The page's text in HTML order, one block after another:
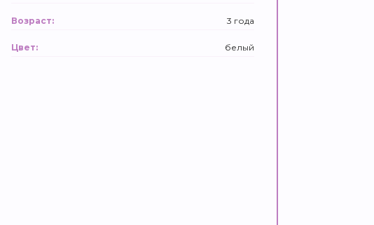
Возраст: 3 года
Цвет: белый